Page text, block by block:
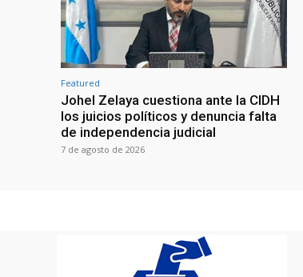
Featured
Johel Zelaya cuestiona ante la CIDH
los juicios políticos y denuncia falta
de independencia judicial
7 de agosto de 2026